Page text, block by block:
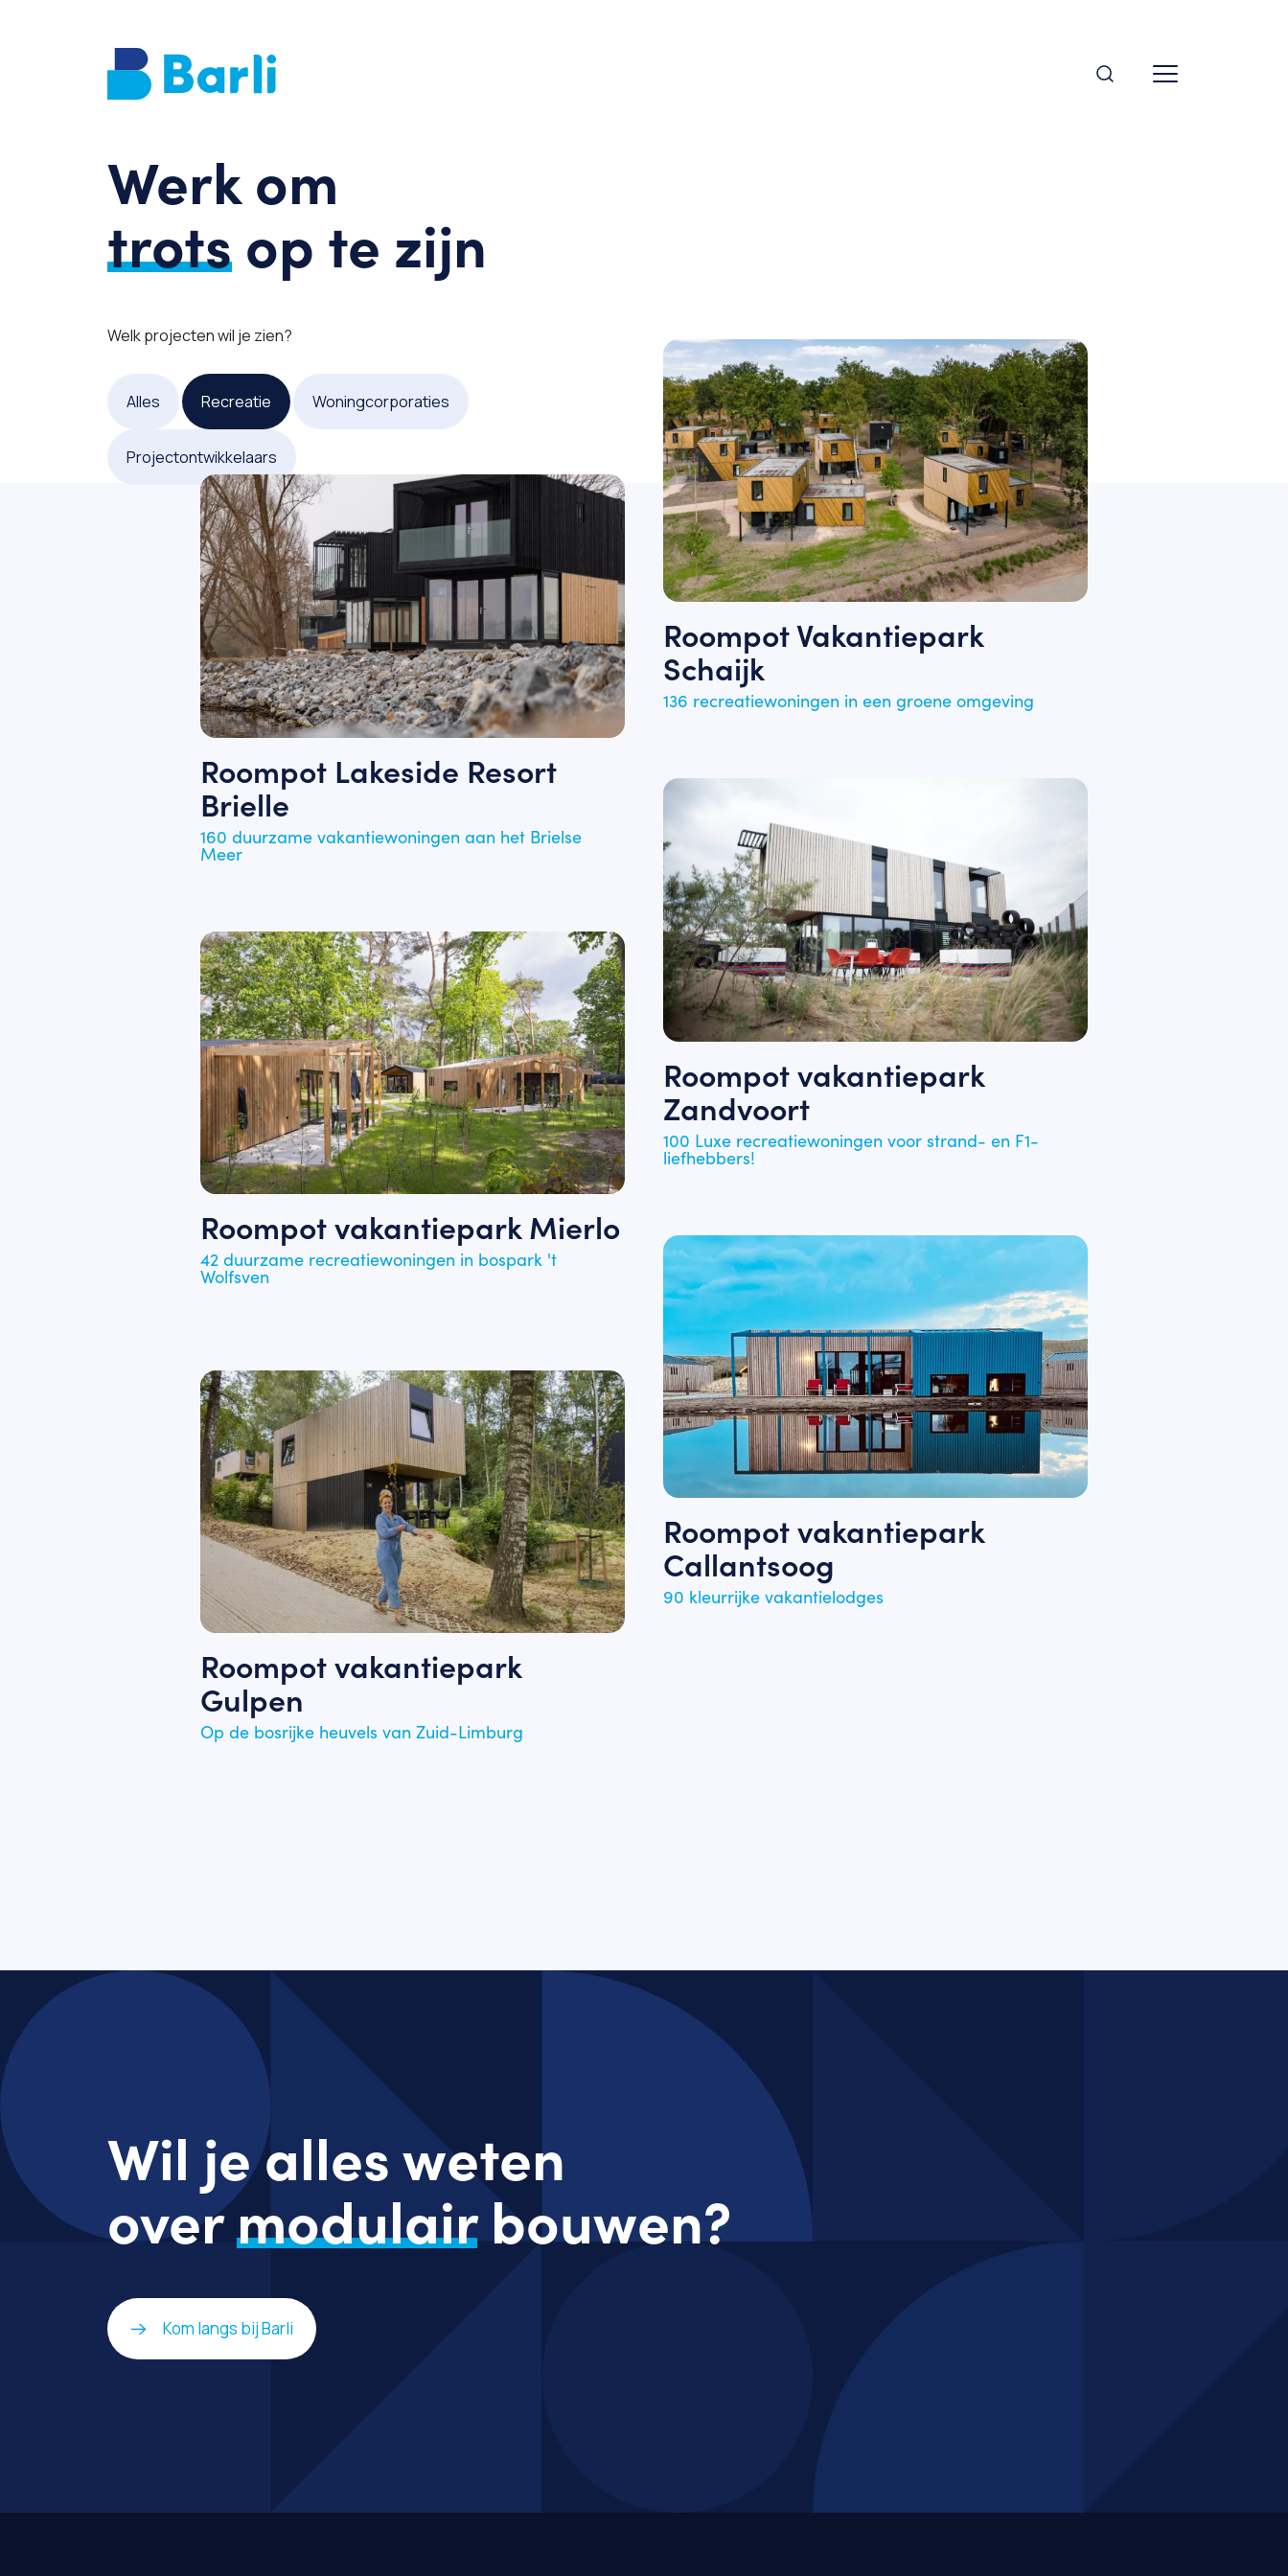
Werk om
trotsop te zijn
Welk projecten wil je zien?
Alles Recreatie Woningcorporaties
Projectontwikkelaars
Roompot Vakantiepark
Schaijk
136 recreatiewoningen in een groene omgeving
Roompot Lakeside Resort
Brielle
160 duurzame vakantiewoningen aan het Brielse
Meer
Roompot vakantiepark
Zandvoort
100 Luxe recreatiewoningen voor strand- en F1-
liefhebbers!
Roompot vakantiepark Mierlo
42 duurzame recreatiewoningen in bospark 't
Wolfsven
Roompot vakantiepark
Callantsoog
90 kleurrijke vakantielodges
Roompot vakantiepark
Gulpen
Op de bosrijke heuvels van Zuid-Limburg
Wil je alles weten
overmodulairbouwen?
Kom langs bij Barli